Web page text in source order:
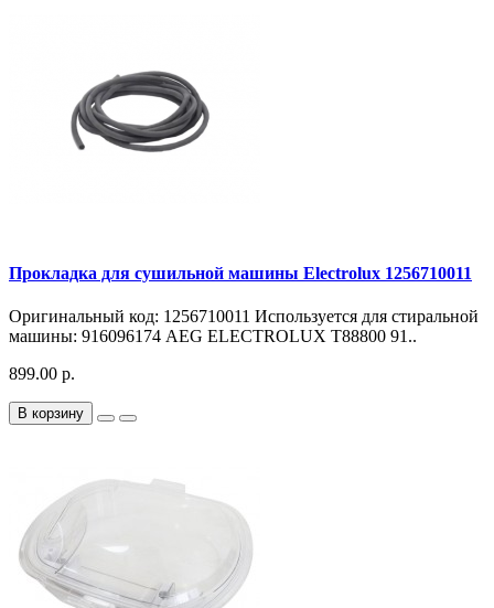
Прокладка для сушильной машины Electrolux 1256710011
Оригинальный код: 1256710011 Используется для стиральной
машины: 916096174 AEG ELECTROLUX T88800 91..
899.00 р.
В корзину